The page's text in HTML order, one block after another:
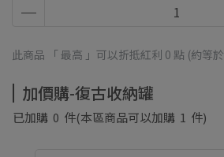
此商品 「 最高 」可以折抵紅利 0 點 (約等於
加價購-復古收納罐
已加購 0 件(本區商品可以加購 1 件)